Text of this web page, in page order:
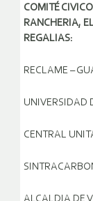
COMITÉ
RANCHERIA,
REGALIAS:
RECLAME –
CENTRAL